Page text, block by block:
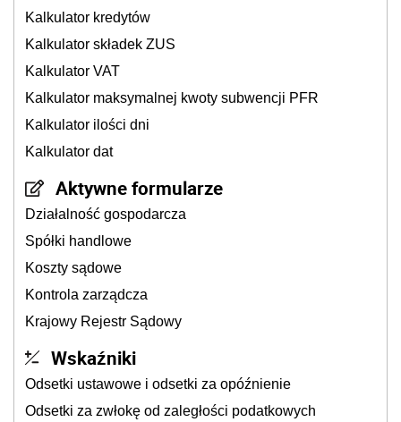
Kalkulator kredytów
Kalkulator składek ZUS
Kalkulator VAT
Kalkulator maksymalnej kwoty subwencji PFR
Kalkulator ilości dni
Kalkulator dat
Aktywne formularze
Działalność gospodarcza
Spółki handlowe
Koszty sądowe
Kontrola zarządcza
Krajowy Rejestr Sądowy
Wskaźniki
Odsetki ustawowe i odsetki za opóźnienie
Odsetki za zwłokę od zaległości podatkowych